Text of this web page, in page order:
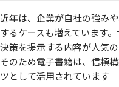
近年は、企業が自社の強み
するケースも増えています
決策を提示する内容が人気
そのため電子書籍は、信頼
ツとして活用されています